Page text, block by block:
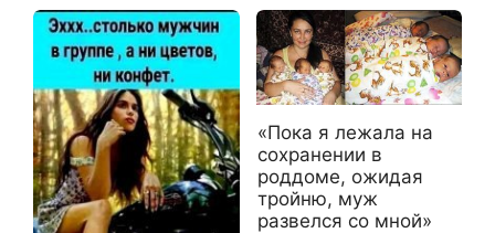
«Пока я лежала на
сохранении в
роддоме, ожидая
тройню, муж
развелся со мной»